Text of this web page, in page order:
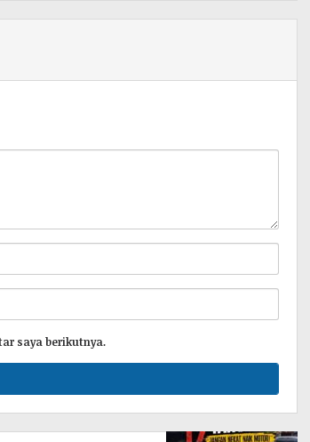
saya berikutnya.